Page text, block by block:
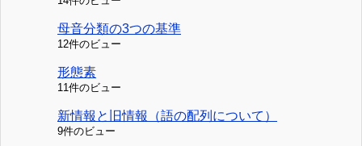
母音分類の3つの基準
12件のビュー
形態素
11件のビュー
新情報と旧情報（語の配列について）
9件のビュー